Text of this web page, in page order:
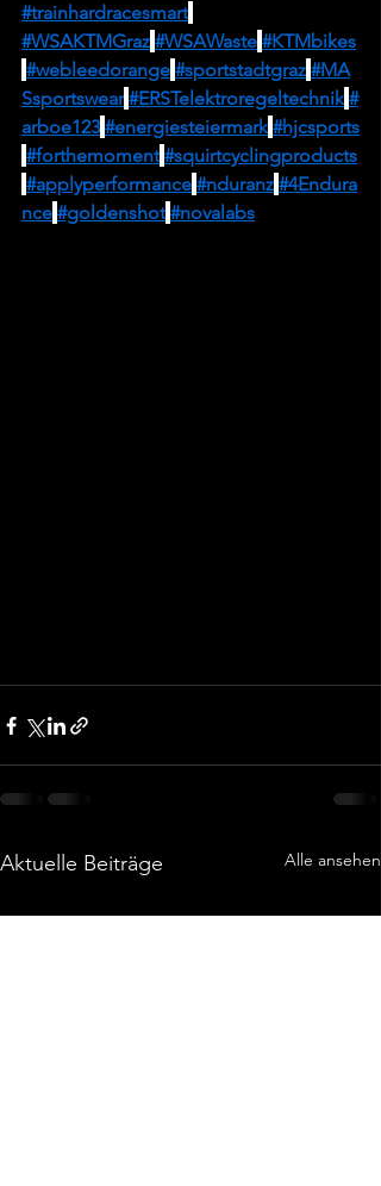
#trainhardracesmart
#WSAKTMGraz #WSAWaste #KTMbikes
#webleedorange #sportstadtgraz #MA
Ssportswear #ERSTelektroregeltechnik #
arboe123 #energiesteiermark #hjcsports
#forthemoment #squirtcyclingproducts
#applyperformance #nduranz #4Endura
nce #goldenshot #novalabs
Aktuelle Beiträge Alle ansehen